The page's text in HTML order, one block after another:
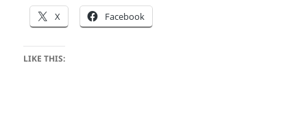
X Facebook
LIKE THIS: